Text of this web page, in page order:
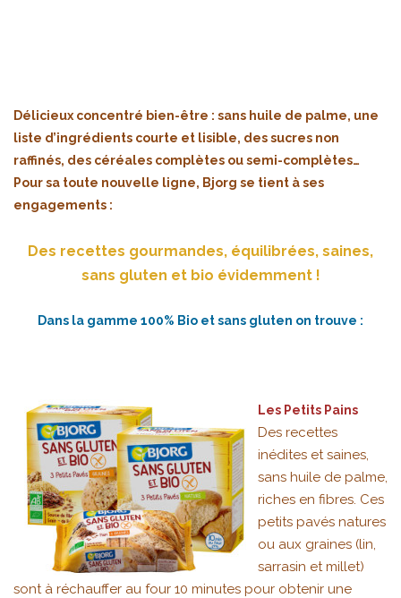
Délicieux concentré bien-être : sans huile de palme, une
liste d’ingrédients courte et lisible, des sucres non
raffinés, des céréales complètes ou semi-complètes…
Pour sa toute nouvelle ligne, Bjorg se tient à ses
engagements :
Des recettes gourmandes, équilibrées, saines,
sans gluten et bio évidemment !
Dans la gamme 100% Bio et sans gluten on trouve :
Les Petits Pains
Des recettes
inédites et saines,
sans huile de palme,
riches en fibres. Ces
petits pavés natures
ou aux graines (lin,
sarrasin et millet)
sont à réchauffer au four 10 minutes pour obtenir une